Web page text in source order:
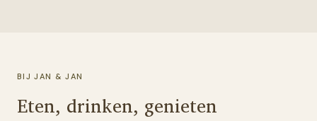
BIJ JAN & JAN
Eten, drinken, genieten